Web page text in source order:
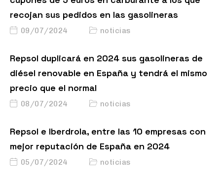
recojan sus pedidos en las gasolineras
09/07/2024 noticias
Repsol duplicará en 2024 sus gasolineras de
diésel renovable en España y tendrá el mismo
precio que el normal
08/07/2024 noticias
Repsol e Iberdrola, entre las 10 empresas con
mejor reputación de España en 2024
05/07/2024 noticias